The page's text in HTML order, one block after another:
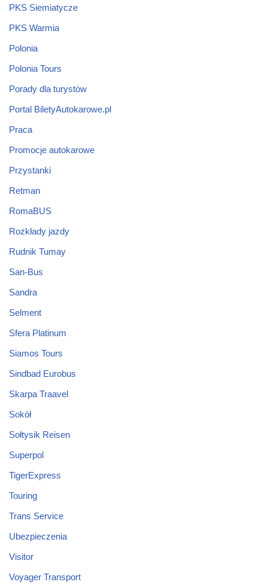
PKS Siemiatycze
PKS Warmia
Polonia
Polonia Tours
Porady dla turystów
Portal BiletyAutokarowe.pl
Praca
Promocje autokarowe
Przystanki
Retman
RomaBUS
Rozkłady jazdy
Rudnik Tumay
San-Bus
Sandra
Selment
Sfera Platinum
Siamos Tours
Sindbad Eurobus
Skarpa Traavel
Sokół
Sołtysik Reisen
Superpol
TigerExpress
Touring
Trans Service
Ubezpieczenia
Visitor
Voyager Transport